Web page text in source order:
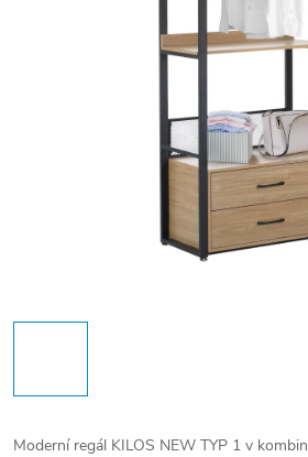
Moderní regál KILOS NEW TYP 1 v